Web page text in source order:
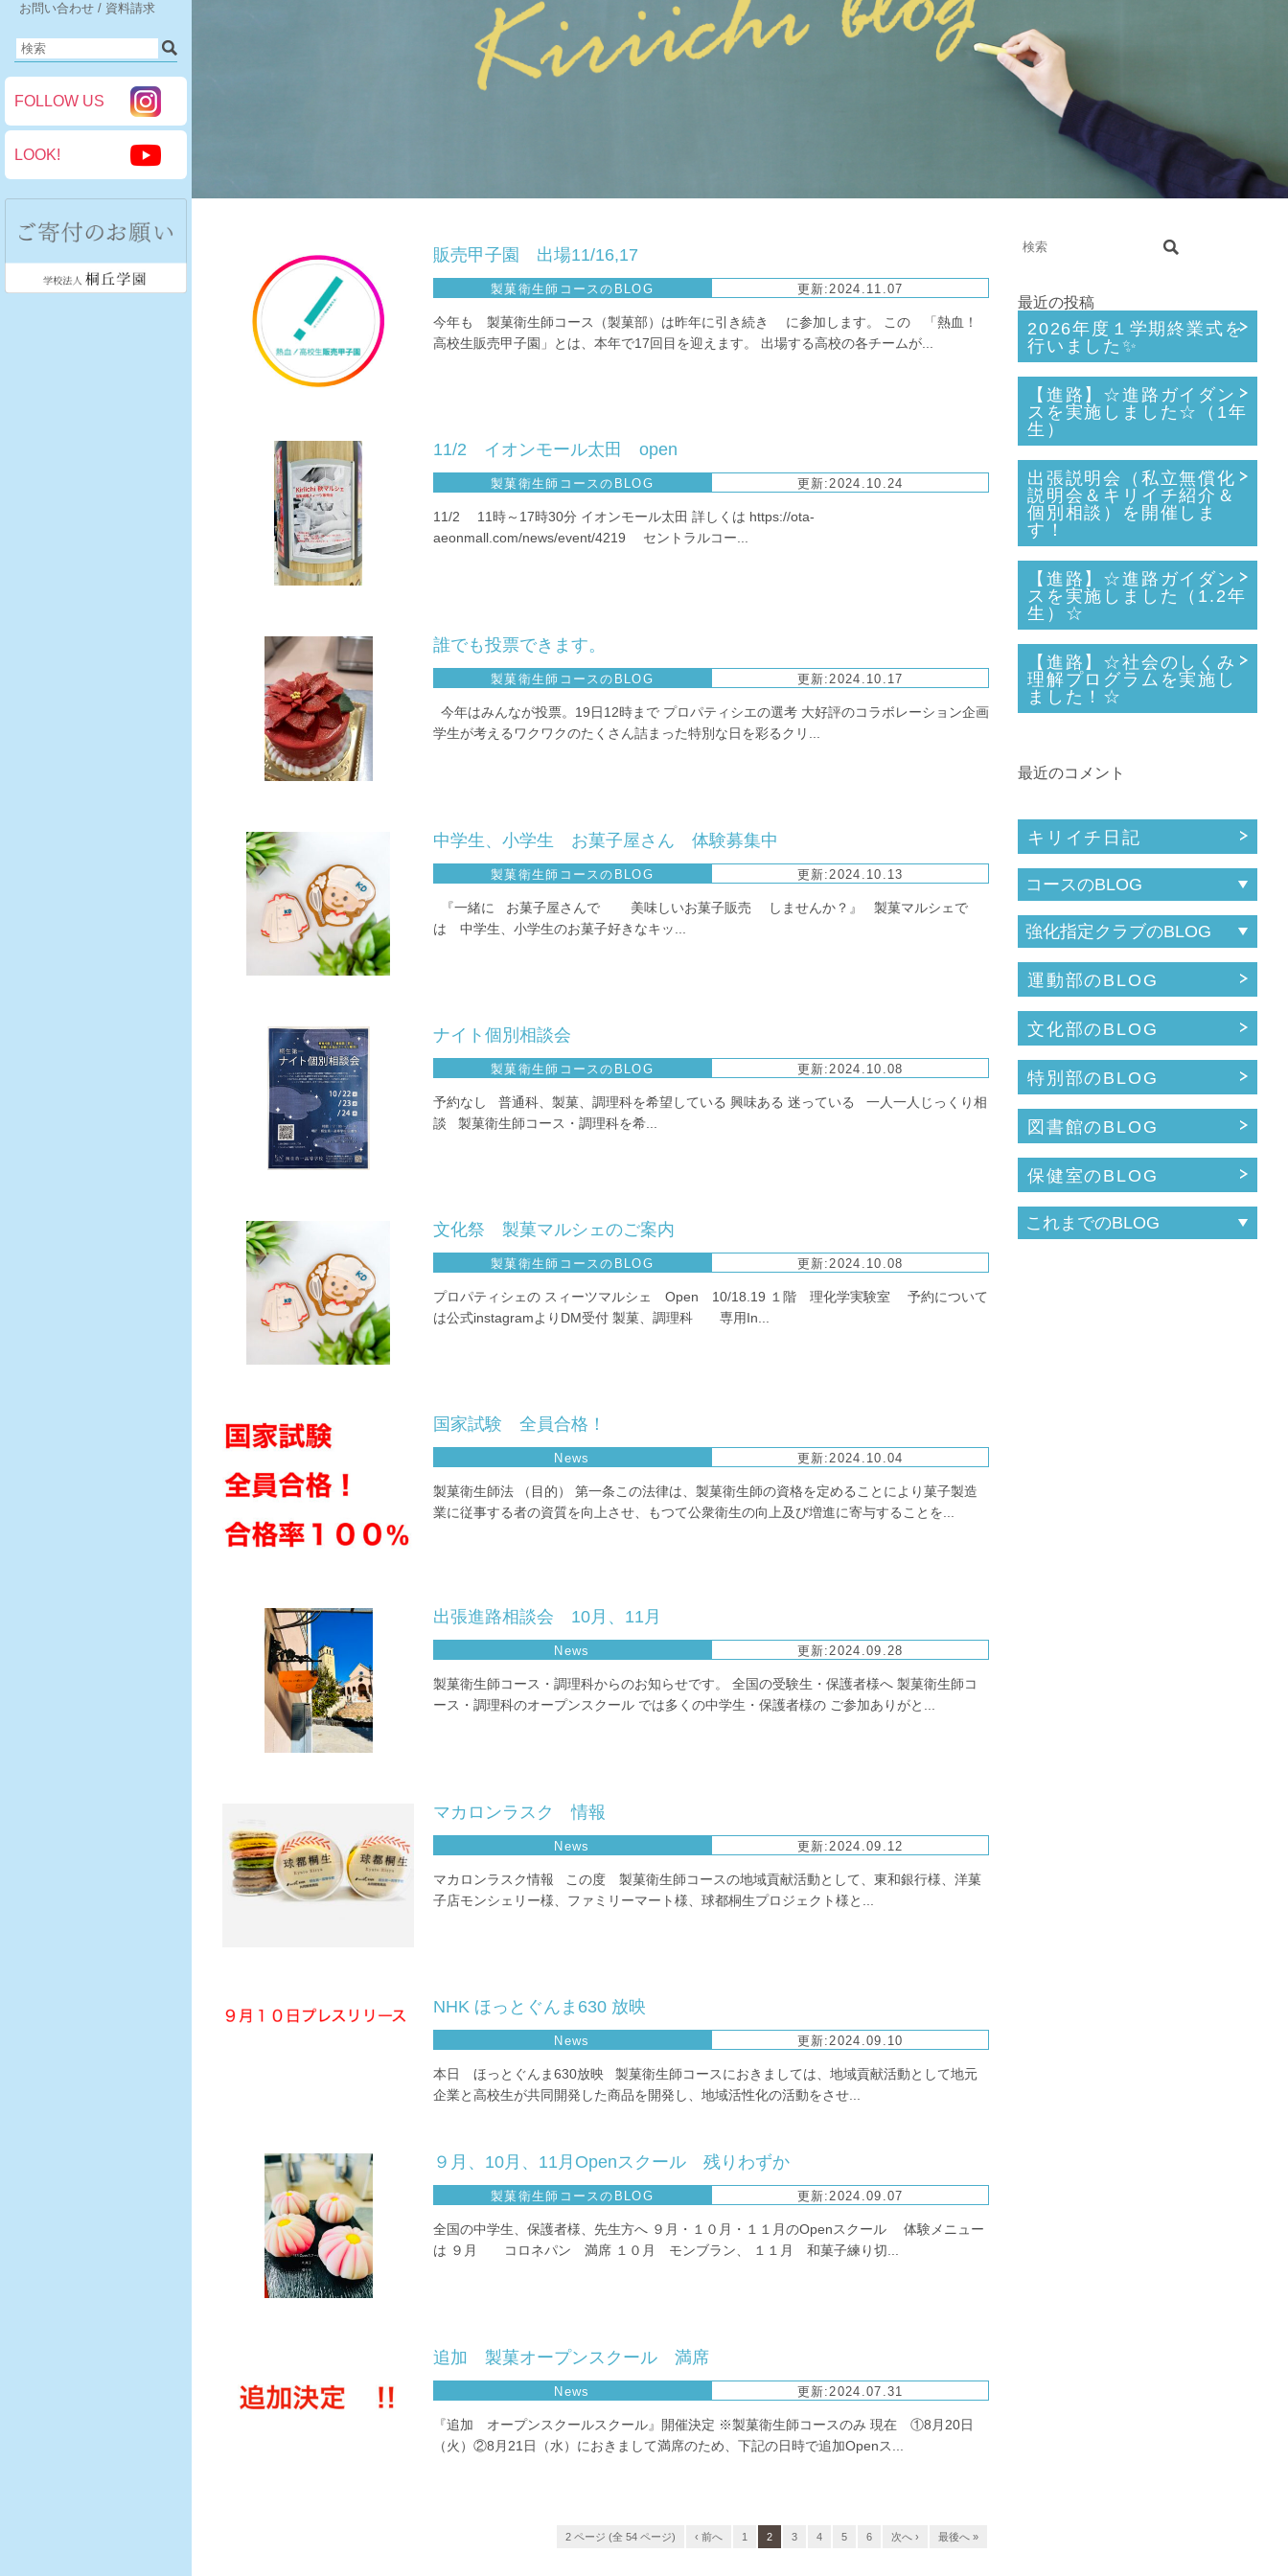
お問い合わせ / 資料請求
FOLLOW US
LOOK!
販売甲子園 出場11/16,17
製菓衛生師コースのBLOG 更新:2024.11.07
今年も 製菓衛生師コース（製菓部）は昨年に引き続き に参加します。 この 「熱血！
高校生販売甲子園」とは、本年で17回目を迎えます。 出場する高校の各チームが...
11/2 イオンモール太田 open
製菓衛生師コースのBLOG 更新:2024.10.24
11/2 11時～17時30分 イオンモール太田 詳しくは https://ota-
aeonmall.com/news/event/4219 セントラルコー...
誰でも投票できます。
製菓衛生師コースのBLOG 更新:2024.10.17
今年はみんなが投票。19日12時まで プロパティシエの選考 大好評のコラボレーション企画
学生が考えるワクワクのたくさん詰まった特別な日を彩るクリ...
中学生、小学生 お菓子屋さん 体験募集中
製菓衛生師コースのBLOG 更新:2024.10.13
『一緒に お菓子屋さんで 美味しいお菓子販売 しませんか？』 製菓マルシェで
は 中学生、小学生のお菓子好きなキッ...
ナイト個別相談会
製菓衛生師コースのBLOG 更新:2024.10.08
予約なし 普通科、製菓、調理科を希望している 興味ある 迷っている 一人一人じっくり相
談 製菓衛生師コース・調理科を希...
文化祭 製菓マルシェのご案内
製菓衛生師コースのBLOG 更新:2024.10.08
プロパティシェの スィーツマルシェ Open 10/18.19 １階 理化学実験室 予約について
は公式instagramよりDM受付 製菓、調理科 専用In...
国家試験 全員合格！
News 更新:2024.10.04
製菓衛生師法 （目的） 第一条この法律は、製菓衛生師の資格を定めることにより菓子製造
業に従事する者の資質を向上させ、もつて公衆衛生の向上及び増進に寄与することを...
出張進路相談会 10月、11月
News 更新:2024.09.28
製菓衛生師コース・調理科からのお知らせです。 全国の受験生・保護者様へ 製菓衛生師コ
ース・調理科のオープンスクール では多くの中学生・保護者様の ご参加ありがと...
マカロンラスク 情報
News 更新:2024.09.12
マカロンラスク情報 この度 製菓衛生師コースの地域貢献活動として、東和銀行様、洋菓
子店モンシェリー様、ファミリーマート様、球都桐生プロジェクト様と...
NHK ほっとぐんま630 放映
News 更新:2024.09.10
本日 ほっとぐんま630放映 製菓衛生師コースにおきましては、地域貢献活動として地元
企業と高校生が共同開発した商品を開発し、地域活性化の活動をさせ...
９月、10月、11月Openスクール 残りわずか
製菓衛生師コースのBLOG 更新:2024.09.07
全国の中学生、保護者様、先生方へ ９月・１０月・１１月のOpenスクール 体験メニュー
は ９月 コロネパン 満席 １０月 モンブラン、 １１月 和菓子練り切...
追加 製菓オープンスクール 満席
News 更新:2024.07.31
『追加 オープンスクールスクール』開催決定 ※製菓衛生師コースのみ 現在 ①8月20日
（火）②8月21日（水）におきまして満席のため、下記の日時で追加Openス...
最近の投稿
2026年度１学期終業式を
行いました✨
【進路】☆進路ガイダン
スを実施しました☆（1年
生）
出張説明会（私立無償化
説明会＆キリイチ紹介＆
個別相談）を開催しま
す！
【進路】☆進路ガイダン
スを実施しました（1.2年
生）☆
【進路】☆社会のしくみ
理解プログラムを実施し
ました！☆
最近のコメント
キリイチ日記
運動部のBLOG
文化部のBLOG
特別部のBLOG
図書館のBLOG
保健室のBLOG
2 ページ (全 54 ページ) ‹ 前へ 1 2 3 4 5 6 次へ › 最後へ »